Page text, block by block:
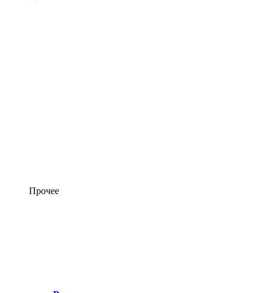
Прочее